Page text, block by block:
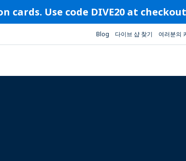
cards. Use code DIVE20 at
Blog 다이브 샵 찾기 여러분의